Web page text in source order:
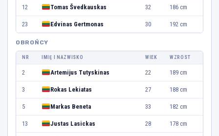
12 Tomas Švedkauskas 32 186 cm
23 Edvinas Gertmonas 30 192 cm
OBROŃCY
NR IMIĘ I NAZWISKO WIEK WZROST
2 Artemijus Tutyskinas 22 189 cm
3 Rokas Lekiatas 27 188 cm
5 Markas Beneta 33 182 cm
13 Justas Lasickas 28 178 cm